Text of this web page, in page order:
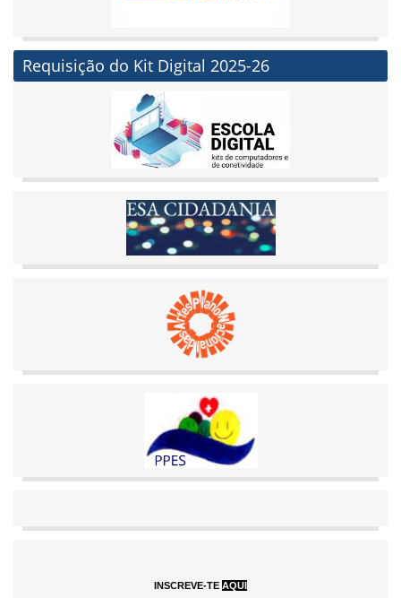
Requisição do Kit Digital 2025-26
INSCREVE-TE AQUI